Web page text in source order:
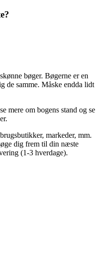
bøger. Bøgerne er en
de samme. Måske endda lidt
mere om bogens stand og se
markeder, mm.
dig frem til din næste
(1-3 hverdage).